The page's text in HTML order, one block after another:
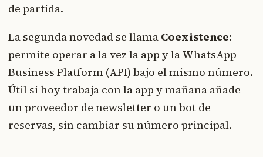
de partida.
La segunda novedad se llama Coexistence:
permite operar a la vez la app y la WhatsApp
Business Platform (API) bajo el mismo número.
Útil si hoy trabaja con la app y mañana añade
un proveedor de newsletter o un bot de
reservas, sin cambiar su número principal.